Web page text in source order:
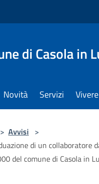
di Casola in
Novità Servizi
> Avvisi >
di un collaboratore
del comune di Casola in